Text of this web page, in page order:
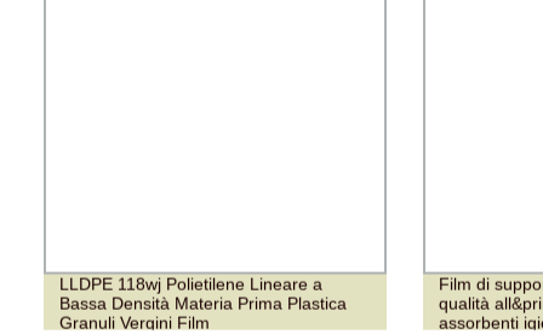
LLDPE 118wj Polietilene Lineare a
Bassa Densità Materia Prima Plastica
Granuli Vergini Film
Film di
qualità
assorbenti